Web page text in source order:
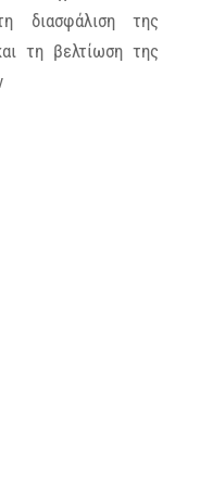
διασφάλιση της
τη βελτίωση της